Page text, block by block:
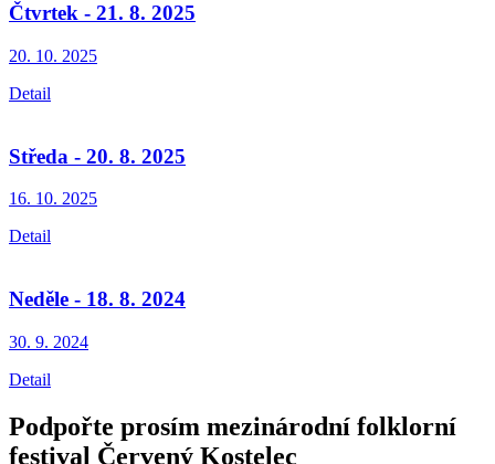
Čtvrtek - 21. 8. 2025
20. 10. 2025
Detail
Středa - 20. 8. 2025
16. 10. 2025
Detail
Neděle - 18. 8. 2024
30. 9. 2024
Detail
Podpořte prosím mezinárodní folklorní
festival Červený Kostelec